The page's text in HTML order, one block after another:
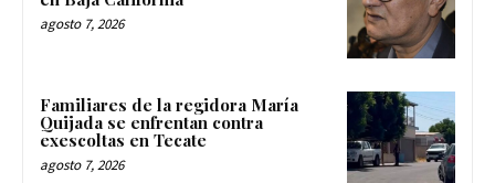
agosto 7, 2026
Familiares de la regidora María
Quijada se enfrentan contra
exescoltas en Tecate
agosto 7, 2026